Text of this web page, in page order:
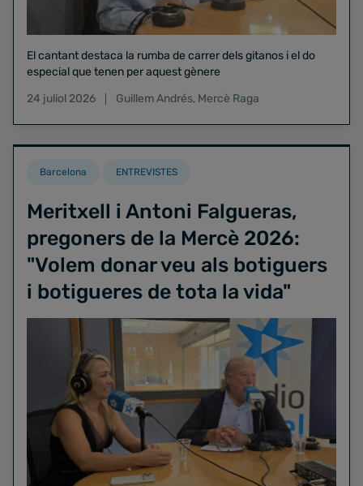
El cantant destaca la rumba de carrer dels gitanos i el do
especial que tenen per aquest gènere
24 juliol 2026
Guillem Andrés, Mercè Raga
Barcelona ENTREVISTES
Meritxell i Antoni Falgueras,
pregoners de la Mercè 2026:
"Volem donar veu als botiguers
i botigueres de tota la vida"